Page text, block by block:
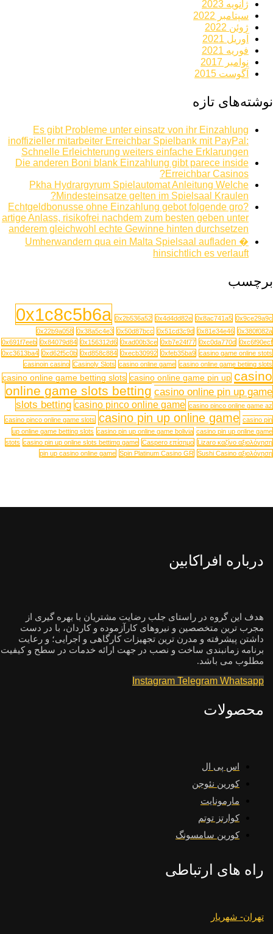
ژانویه 2023
سپتامبر 2022
ژوئن 2022
آوریل 2021
فوریه 2021
نوامبر 2017
آگوست 2015
نوشته‌های تازه
Es gibt Probleme unter einsatz von ihr Einzahlung
inoffizieller mitarbeiter Erreichbar Spielbank mit PayPal:
Schnelle Erleichterung weiters einfache Erklarungen
Die anderen Boni blank Einzahlung gibt parece inside
Erreichbar Casinos?
Pkha Hydrargyrum Spielautomat Anleitung Welche
Mindesteinsatze gelten im Spielsaal Kraulen?
Echtgeldbonusse ohne Einzahlung gebot folgende gro?
artige Anlass, risikofrei nachdem zum besten geben unter
anderem gleichwohl echte Gewinne hinten durchsetzen
Umherwandern qua ein Malta Spielsaal aufladen �
hinsichtlich es verlauft
برچسب
0x1c8c5b6a 0x2b536a52 0x4d4dd82e 0x8ac741a5 0x9ce29a9c
0x22b9a058 0x38a5c4e3 0x50d87bcc 0x51cd3c9d 0x81e34e46 0x380f082a
0x691f7eeb 0x84079d84 0x156312d6 0xad00b3ce 0xb7e24f77 0xc0da770d 0xc6f90ecf
0xc3613ba4 0xd62f5c0b 0xd858c884 0xecb30992 0xfeb35ba9 casino game online stots
casinoin casino Casinoly Slots casino online game casino online game betiing slots
casino online game betting slots casino online game pin up casino
online game slots betting casino online pin up game
slots betting casino pinco online game casino pinco online game az
casino pinco online game slots casino pin up online game casino pin
up online game betting slots casino pin up online game bolivia casino pin up online game
stots casino pin up online slots bettimg game Caspero επίσημο Lizaro καζίνο αξιολόγηση
pin up casino online game Spin Platinum Casino GR Sushi Casino αξιολόγηση
درباره افراکابین
هدف این گروه در راستای جلب رضایت مشتریان با بهره گیری از
مجرب ترین متخصصین و نیروهای کارآزموده و کاردان، با در دست
داشتن پیشرفته و مدرن ترین تجهیزات کارگاهی و اجرایی؛ و رعایت
برنامه زمانبندی ساخت و نصب در جهت ارائه خدمات در سطح و کیفیت
مطلوب می باشد.
Instagram Telegram Whatsapp
محصولات
اس پی ال
کورین نئوجن
مارمونایت
کوارتز توتم
کورین سامسونگ
راه های ارتباطی
تهران- شهریار